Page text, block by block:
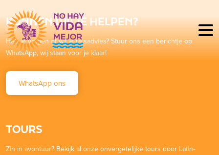
KUNNEN WIJ JE HELPEN?
Heb je vragen of wil je reisadvies? Stuur ons een berichtje op
WhatsApp, wij staan voor je klaar!
WhatsApp ons
TOURS
Zin in avontuur? Bekijk al onze onvergetelijke tours door Latin-